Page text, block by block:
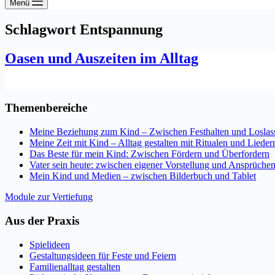
Menü
Schlagwort Entspannung
Oasen und Auszeiten im Alltag
Themenbereiche
Meine Beziehung zum Kind – Zwischen Festhalten und
Meine Zeit mit Kind – Alltag gestalten mit Ritualen und
Das Beste für mein Kind: Zwischen Fördern und Überfordern
Vater sein heute: zwischen eigener Vorstellung und
Mein Kind und Medien – zwischen Bilderbuch und Tablet
Module zur Vertiefung
Aus der Praxis
Spielideen
Gestaltungsideen für Feste und Feiern
Familienalltag gestalten